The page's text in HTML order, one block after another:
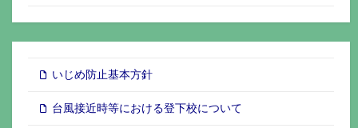
いじめ防止基本方針
台風接近時等における登下校について